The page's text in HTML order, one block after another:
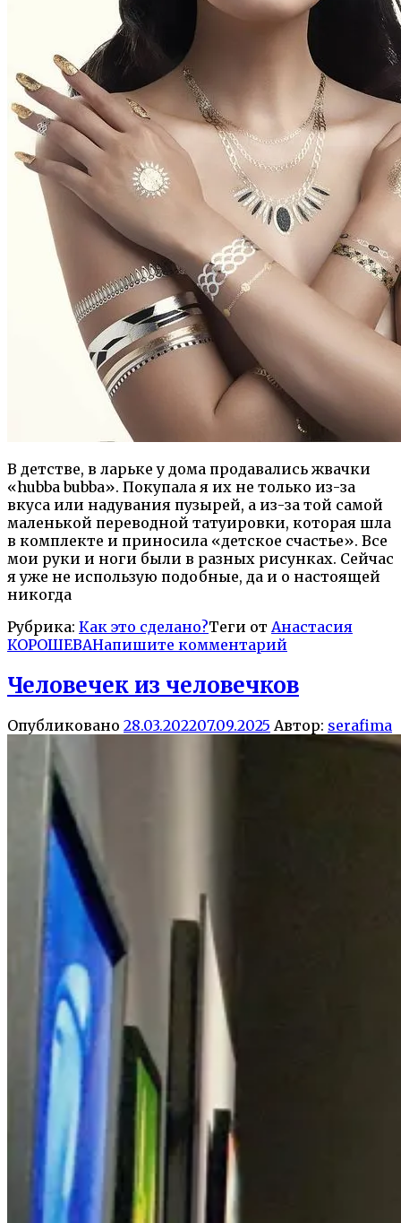
В детстве, в ларьке у дома продавались жвачки
«hubba bubba». Покупала я их не только из-за
вкуса или надувания пузырей, а из-за той самой
маленькой переводной татуировки, которая шла
в комплекте и приносила «детское счастье». Все
мои руки и ноги были в разных рисунках. Сейчас
я уже не использую подобные, да и о настоящей
никогда
Рубрика: Как это сделано?Теги от Анастасия
КОРОШЕВАНапишите комментарий
Человечек из человечков
Опубликовано 28.03.202207.09.2025 Автор: serafima